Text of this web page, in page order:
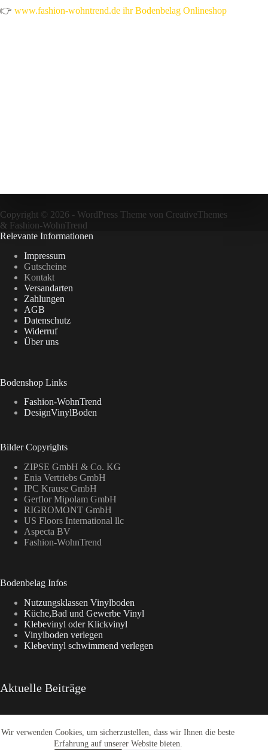
Wir verwenden Cookies, um sicherzustellen, dass wir Ihnen die beste
Erfahrung auf unserer Website bieten.
👉 www.fashion-wohntrend.de ihr Bodenbelag Onlineshop
Copyright © 2026 - WordPress Theme von CreativeThemes
& Fashion-WohnTrend
Relevante Informationen
Impressum
Gutscheine
Kontakt
Versandarten
Zahlungen
AGB
Datenschutz
Widerruf
Über uns
Bodenshop Links
Fashion-WohnTrend
DesignVinylBoden
Bilder Copyrights
ZIPSE GmbH & Co. KG
Enia Vertriebs GmbH
IPC Krause GmbH
Gerflor Mipolam GmbH
RIGROMONT GmbH
US Floors International llc
Aspecta BV
Fashion-WohnTrend
Bodenbelag Infos
Nutzungsklassen Vinylboden
Küche,Bad und Gewerbe Vinyl
Klebevinyl oder Klickvinyl
Vinylboden verlegen
Klebevinyl schwimmend verlegen
Aktuelle Beiträge
Enia Kollektionen im Überblick
CasaNova Vinylboden